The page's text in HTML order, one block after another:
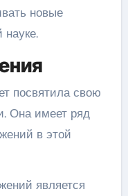
новые
посвятила свою
Она имеет ряд
в этой
является